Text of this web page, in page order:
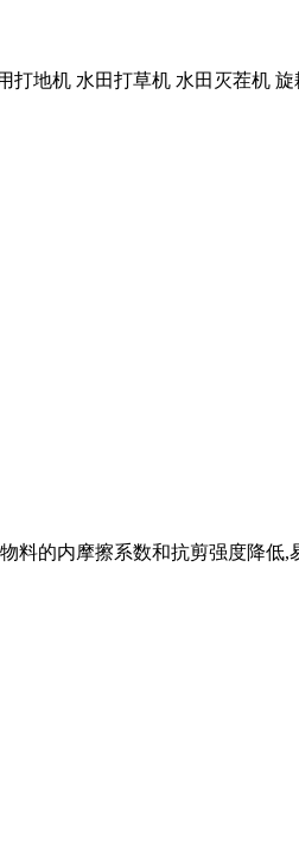
地机 水田打草机 水田灭茬机
的内摩擦系数和抗剪强度降低,